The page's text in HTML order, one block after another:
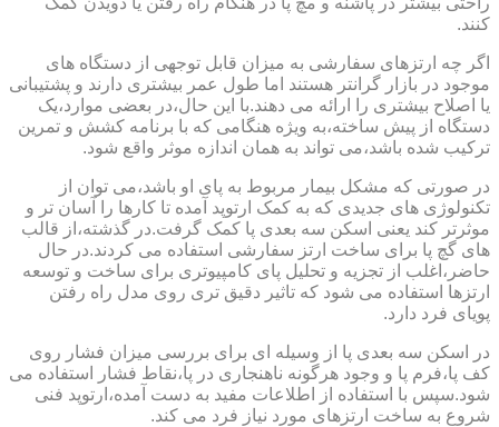
کنند.
اگر چه ارتزهای سفارشی به میزان قابل توجهی از دستگاه های
موجود در بازار گرانتر هستند اما طول عمر بیشتری دارند و پشتیبانی
یا اصلاح بیشتری را ارائه می دهند.با این حال،در بعضی موارد،یک
دستگاه از پیش ساخته،به ویژه هنگامی که با برنامه کشش و تمرین
ترکیب شده باشد،می تواند به همان اندازه موثر واقع شود.
در صورتی که مشکل بیمار مربوط به پای او باشد،می توان از
تکنولوژی های جدیدی که به کمک ارتوپد آمده تا کارها را آسان تر و
موثرتر کند یعنی اسکن سه بعدی پا کمک گرفت.در گذشته،از قالب
های گچ پا برای ساخت ارتز سفارشی استفاده می کردند.در حال
حاضر،اغلب از تجزیه و تحلیل پای کامپیوتری برای ساخت و توسعه
ارتزها استفاده می شود که تاثیر دقیق تری روی مدل راه رفتن
پویای فرد دارد.
در اسکن سه بعدی پا از وسیله ای برای بررسی میزان فشار روی
کف پا،فرم پا و وجود هرگونه ناهنجاری در پا،نقاط فشار استفاده می
شود.سپس با استفاده از اطلاعات مفید به دست آمده،ارتوپد فنی
شروع به ساخت ارتزهای مورد نیاز فرد می کند.